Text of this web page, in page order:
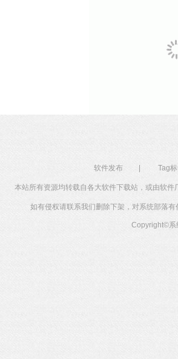
软件发布 Tag
本站所有资源均转载自各大软件下载站，或由软
如有侵权请联系我们删除下架，对系统部落
Copyright©系